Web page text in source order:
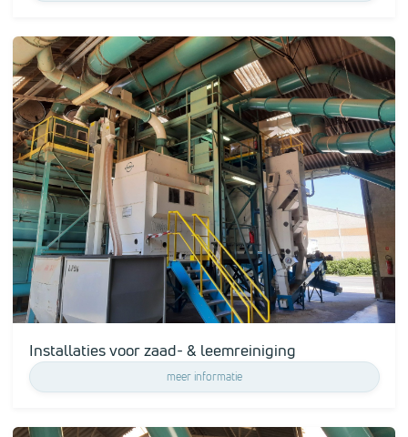
Installaties voor zaad- & leemreiniging
meer informatie